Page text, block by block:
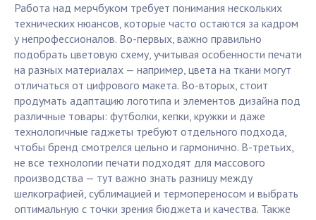
Работа над мерчбуком требует понимания нескольких
технических нюансов, которые часто остаются за кадром
у непрофессионалов. Во-первых, важно правильно
подобрать цветовую схему, учитывая особенности печати
на разных материалах — например, цвета на ткани могут
отличаться от цифрового макета. Во-вторых, стоит
продумать адаптацию логотипа и элементов дизайна под
различные товары: футболки, кепки, кружки и даже
технологичные гаджеты требуют отдельного подхода,
чтобы бренд смотрелся цельно и гармонично. В-третьих,
не все технологии печати подходят для массового
производства — тут важно знать разницу между
шелкографией, сублимацией и термопереносом и выбрать
оптимальную с точки зрения бюджета и качества. Также